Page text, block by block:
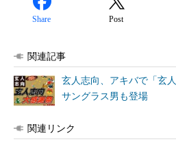
Share Post
関連記事
玄人志向、アキバで「玄
サングラス男も登場
関連リンク